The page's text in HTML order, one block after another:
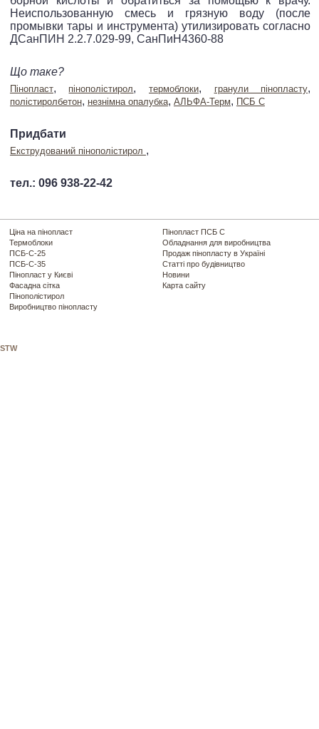
Неиспользованную смесь и грязную воду (после
промывки тары и инструмента) утилизировать согласно
ДСанПИН 2.2.7.029-99, СанПиН4360-88
Що таке?
Пінопласт, пінополістирол,термоблоки, гранули пінопласту,
полістиролбетон, незнімна опалубка, АЛЬФА-Терм, ПСБ С
Придбати
Екструдований пінополістирол ,
тел.: 096 938-22-42
Ціна на пінопласт
Термоблоки
ПСБ-С-25
ПСБ-С-35
Пінопласт у Києві
Фасадна сітка
Пінополістирол
Виробництво пінопласту
Пінопласт ПСБ С
Обладнання для виробництва
Продаж пінопласту в Україні
Статті про будівництво
Новини
Карта сайту
STW